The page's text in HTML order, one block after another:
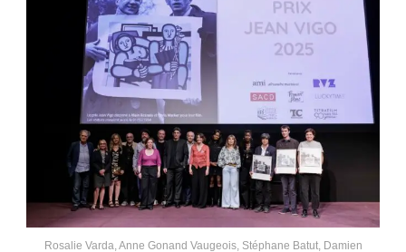
Rosalie Varda, Anne Gonand Vaugeois, Stéphane Batut, Damien